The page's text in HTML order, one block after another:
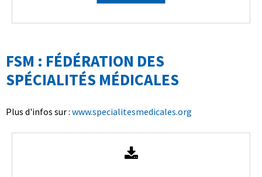
FSM : FÉDÉRATION DES
SPÉCIALITÉS MÉDICALES
Plus d'infos sur : www.specialitesmedicales.org